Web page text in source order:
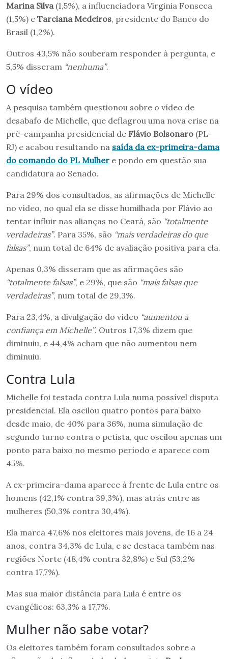
Marina Silva(1,5%), a influenciadora Virginia Fonseca
(1,5%) e Tarciana Medeiros, presidente do Banco do
Brasil (1,2%).
Outros 43,5% não souberam responder à pergunta, e
5,5% disseram “nenhuma”.
O vídeo
A pesquisa também questionou sobre o vídeo de
desabafo de Michelle, que deflagrou uma nova crise na
pré-campanha presidencial de Flávio Bolsonaro (PL-
RJ) e acabou resultando na saída da ex-primeira-dama
do comando do PL Mulher e pondo em questão sua
candidatura ao Senado.
Para 29% dos consultados, as afirmações de Michelle
no vídeo, no qual ela se disse humilhada por Flávio ao
tentar influir nas alianças no Ceará, são “totalmente
verdadeiras”. Para 35%, são “mais verdadeiras do que
falsas”, num total de 64% de avaliação positiva para ela.
Apenas 0,3% disseram que as afirmações são
“totalmente falsas”, e 29%, que são “mais falsas que
verdadeiras”, num total de 29,3%.
Para 23,4%, a divulgação do vídeo “aumentou a
confiança em Michelle”. Outros 17,3% dizem que
diminuiu, e 44,4% acham que não aumentou nem
diminuiu.
Contra Lula
Michelle foi testada contra Lula numa possível disputa
presidencial. Ela oscilou quatro pontos para baixo
desde maio, de 40% para 36%, numa simulação de
segundo turno contra o petista, que oscilou apenas um
ponto para baixo no mesmo período e aparece com
45%.
A ex-primeira-dama aparece à frente de Lula entre os
homens (42,1% contra 39,3%), mas atrás entre as
mulheres (50,3% contra 30,4%).
Ela marca 47,6% nos eleitores mais jovens, de 16 a 24
anos, contra 34,3% de Lula, e se destaca também nas
regiões Norte (48,4% contra 32,8%) e Sul (53,2%
contra 17,7%).
Mas sua maior distância para Lula é entre os
evangélicos: 63,3% a 17,7%.
Mulher não sabe votar?
Os eleitores também foram consultados sobre a